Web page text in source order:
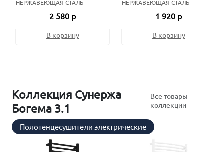
НЕРЖАВЕЮЩАЯ СТАЛЬ
2 580 р
В корзину
НЕРЖАВЕЮЩАЯ СТАЛЬ
1 920 р
В корзину
Коллекция Сунержа
Богема 3.1
Все товары
коллекции
Полотенцесушители электрические